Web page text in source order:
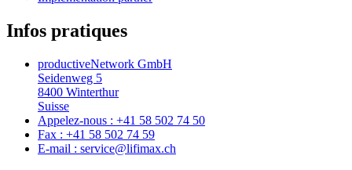
Infos pratiques
productiveNetwork GmbH
Seidenweg 5
8400 Winterthur
Suisse
Appelez-nous : +41 58 502 74 50
Fax : +41 58 502 74 59
E-mail : service@lifimax.ch